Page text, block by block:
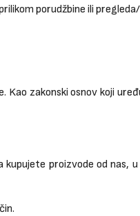
porudžbine ili
Kao zakonski osnov koji
kupujete proizvode od